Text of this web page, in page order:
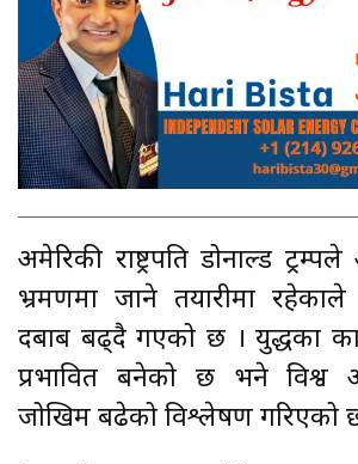
अमेरिकी राष्ट्रपति डोनाल्ड
भ्रमणमा जाने तयारीमा
दबाब बढ्दै गएको छ । युद्धका
प्रभावित बनेको छ भने विश्व
जोखिम बढेको विश्लेषण गरिएको